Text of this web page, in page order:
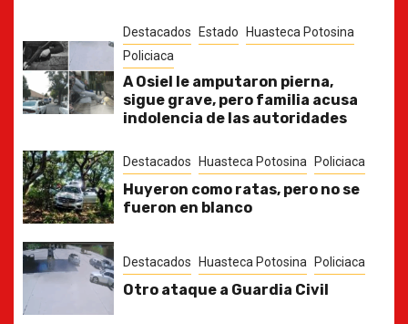
Destacados Estado
Huasteca Potosina
Policiaca
A Osiel le amputaron pierna,
sigue grave, pero familia acusa
indolencia de las autoridades
Destacados Huasteca Potosina Policiaca
Huyeron como ratas, pero no se
fueron en blanco
Destacados Huasteca Potosina Policiaca
Otro ataque a Guardia Civil